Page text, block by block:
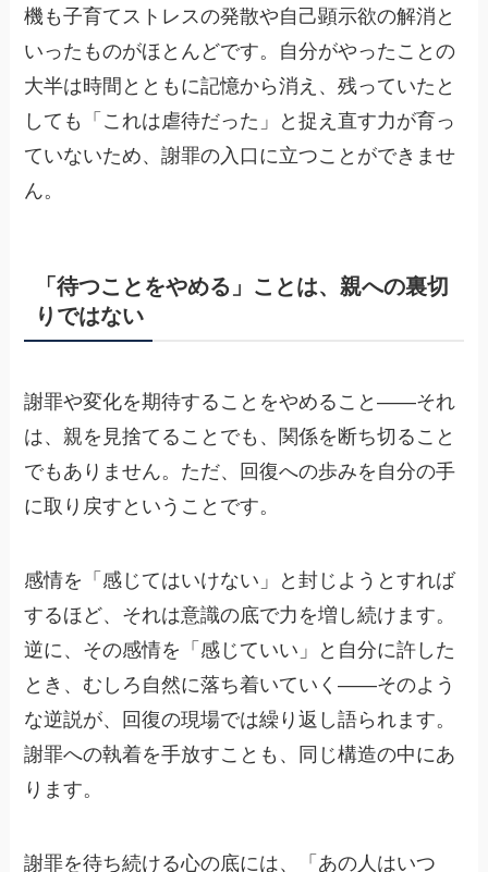
機も子育てストレスの発散や自己顕示欲の解消と
いったものがほとんどです。自分がやったことの
大半は時間とともに記憶から消え、残っていたと
しても「これは虐待だった」と捉え直す力が育っ
ていないため、謝罪の入口に立つことができませ
ん。
「待つことをやめる」ことは、親への裏切
りではない
謝罪や変化を期待することをやめること——それ
は、親を見捨てることでも、関係を断ち切ること
でもありません。ただ、回復への歩みを自分の手
に取り戻すということです。
感情を「感じてはいけない」と封じようとすれば
するほど、それは意識の底で力を増し続けます。
逆に、その感情を「感じていい」と自分に許した
とき、むしろ自然に落ち着いていく——そのよう
な逆説が、回復の現場では繰り返し語られます。
謝罪への執着を手放すことも、同じ構造の中にあ
ります。
謝罪を待ち続ける心の底には、「あの人はいつ